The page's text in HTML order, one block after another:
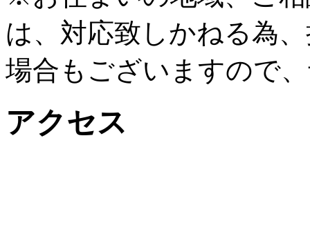
は、対応致しかねる為
場合もございますので
アクセス